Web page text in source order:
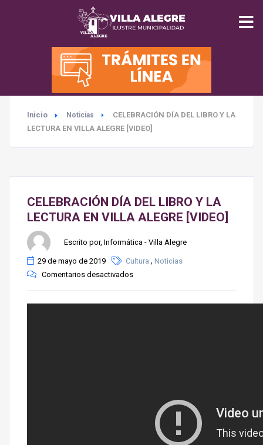
INICIO
MUNICIPALIDAD
SEGURIDAD
TURISMO
MEDIO AMBIENTE
Inicio Noticias
CELEBRACIÓN DÍA DEL LIBRO Y LA
LECTURA EN VILLA ALEGRE [VIDEO]
CELEBRACIÓN DÍA DEL LIBRO Y LA
LECTURA EN VILLA ALEGRE [VIDEO]
Escrito por, Informática - Villa Alegre
29 de mayo de 2019 Cultura , Noticias
Comentarios desactivados